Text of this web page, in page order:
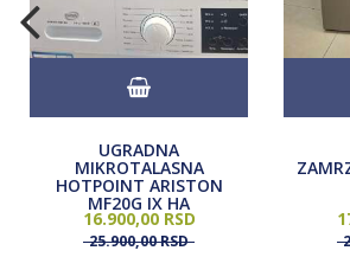
UGRADNA
MIKROTALASNA
HOTPOINT ARISTON
MF20G IX HA
16.900,00 RSD
25.900,00RSD